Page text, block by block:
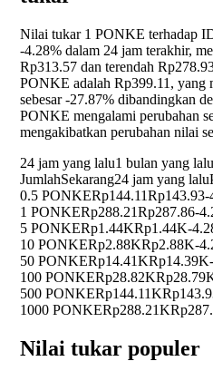
Nilai tukar 1 PONKE terhadap
-4.28% dalam 24 jam terakhir,
Rp313.57 dan terendah
PONKE adalah Rp399.11, yang
sebesar-27.87% dibandingkan
PONKE mengalami perubahan
mengakibatkan perubahan nilai
24 jam yang lalu1 bulan yang lalu
JumlahSekarang24 jam yang lalu
0.5 PONKERp144.11Rp143.93-
1 PONKERp288.21Rp287.86-
5 PONKERp1.44KRp1.44K-
10 PONKERp2.88KRp2.88K-
50 PONKERp14.41KRp14.39K
100 PONKERp28.82K
500 PONKERp144.11K
1000 PONKERp288.21K
Nilai tukar populer